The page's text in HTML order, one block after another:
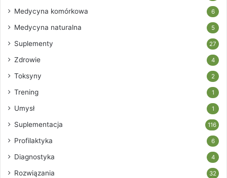
Medycyna komórkowa 6
Medycyna naturalna 5
Suplementy 27
Zdrowie 4
Toksyny 2
Trening 1
Umysł 1
Suplementacja 116
Profilaktyka 6
Diagnostyka 4
Rozwiązania 32